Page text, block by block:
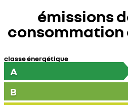
émissions
consommation
classe énergétique
A
B